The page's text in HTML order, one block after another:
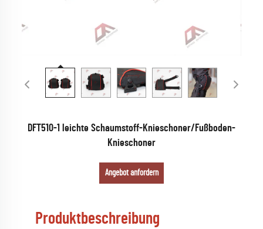
DFT510-1 leichte Schaumstoff-Knieschoner/Fußboden-
Knieschoner
Angebot anfordern
Produktbeschreibung